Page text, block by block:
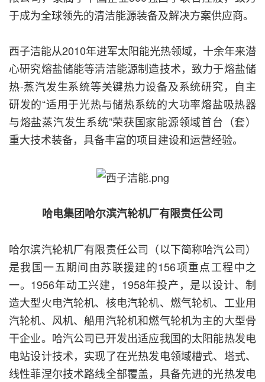
于成为全球领先的清洁能源装备及解决方案供应商。
西子洁能从2010年进军太阳能光热领域，十余年来潜
心研究熔盐储能等清洁能源制造技术，致力于熔盐储
热-蒸汽发生系统等关键热力设备及系统研究，自主
研发的“适用于光热与储热系统的大功率熔盐吸热器
与熔盐蒸汽发生系统”荣获国家能源领域首台（套）
重大技术装备，具备丰富的项目建设和运营经验。
哈电集团哈尔滨汽轮机厂有限责任公司
哈尔滨汽轮机厂有限责任公司（以下简称哈汽公司）
是我国一五期间由苏联援建的156项重点工程中之
一。1956年动工兴建，1958年投产，是以设计、制
造大型火电汽轮机、核电汽轮机、燃气轮机、工业用
汽轮机、风机、船用汽轮机和燃气轮机为主的大型骨
干企业。哈汽公司已开发出适应我国的太阳能热发电
电站设计技术，实现了在光热发电领域槽式、塔式、
线性菲涅尔技术路线全部覆盖，具备先进的光热发电